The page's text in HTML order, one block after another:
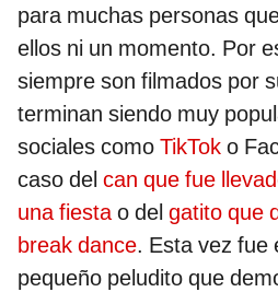
para muchas personas
ellos ni un momento. Por
siempre son filmados por
terminan siendo muy
sociales como TikTok o
caso del can que fue
una fiestao del gatito que
break dance. Esta vez fue
pequeño peludito que